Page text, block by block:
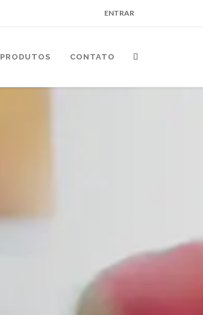
ENTRAR
PRODUTOS CONTATO